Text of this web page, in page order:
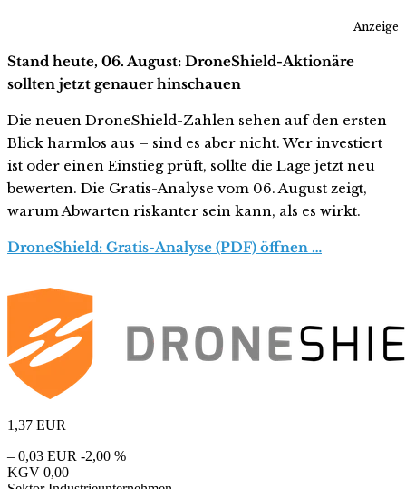
Anzeige
Stand heute, 06. August: DroneShield-Aktionäre
sollten jetzt genauer hinschauen
Die neuen DroneShield-Zahlen sehen auf den ersten
Blick harmlos aus – sind es aber nicht. Wer investiert
ist oder einen Einstieg prüft, sollte die Lage jetzt neu
bewerten. Die Gratis-Analyse vom 06. August zeigt,
warum Abwarten riskanter sein kann, als es wirkt.
DroneShield: Gratis-Analyse (PDF) öffnen …
1,37 EUR
– 0,03 EUR -2,00 %
KGV 0,00